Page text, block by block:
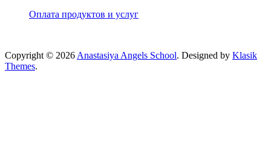
Оплата продуктов и услуг
Copyright © 2026 Anastasiya Angels School. Designed by Klasik
Themes.